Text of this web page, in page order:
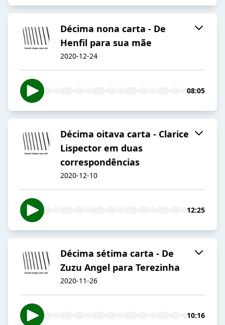
Décima nona carta - De
Henfil para sua mãe
2020-12-24
08:05
Décima oitava carta - Clarice
Lispector em duas
correspondências
2020-12-10
12:25
Décima sétima carta - De
Zuzu Angel para Terezinha
2020-11-26
10:16